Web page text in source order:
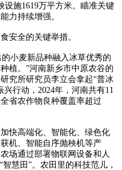
设施1619万平方米。瞄准关键
力持续增强。
全的关键举措。
小麦新品种融入冰草优秀的
植。”河南新乡市中原农谷的
究所研究员李立会拿起“普冰
行动，2024年，河南共有11
省农作物良种覆盖率超过
高端化、智能化、绿色化
机、智能自序抛秧机等产
场通过部署物联网设备和人
慧田”。农田里的科技范儿，